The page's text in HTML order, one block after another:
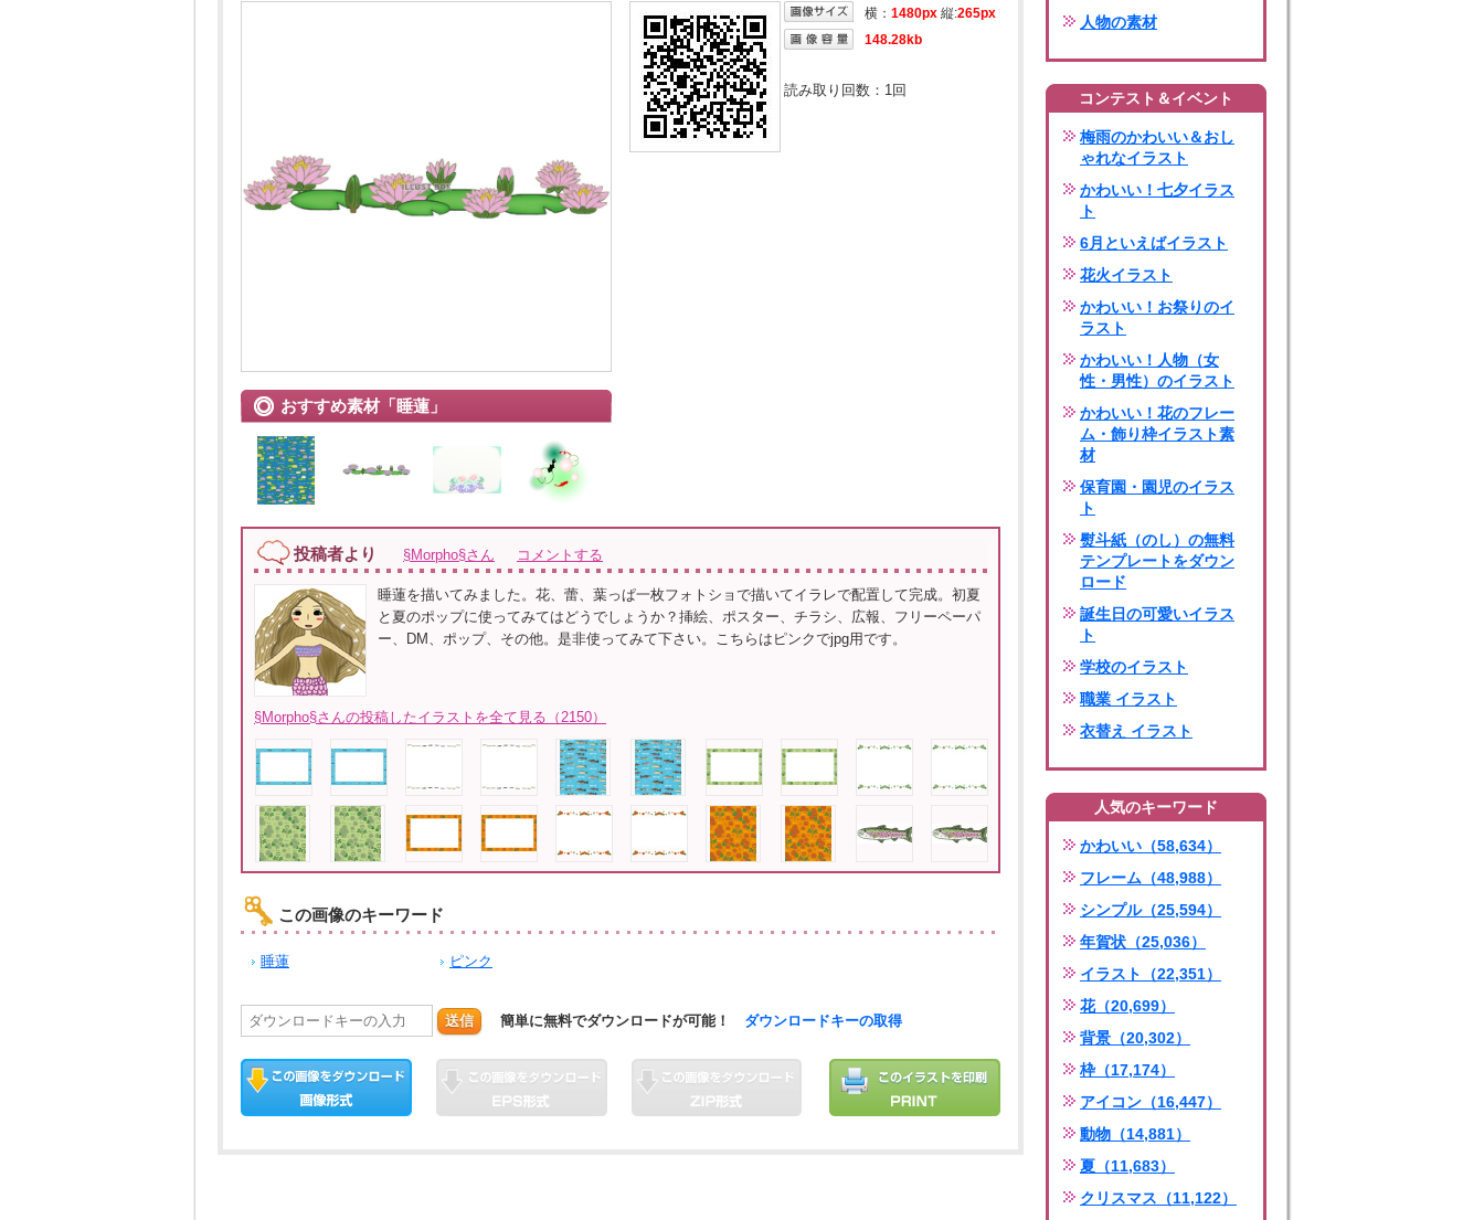
おすすめ素材「睡蓮」
横： 1480px 縦:265px
148.28kb
読み取り回数： 1回
投稿者より §Morpho§さん コメントする
睡蓮を描いてみました。花、蕾、葉っぱ一枚フォトショで描いてイラレで配置して完成。初夏
と夏のポップに使ってみてはどうでしょうか？挿絵、ポスター、チラシ、広報、フリーペーパ
ー、DM、ポップ、その他。是非使ってみて下さい。こちらはピンクでjpg用です。
§Morpho§さんの投稿したイラストを全て見る（2150）
この画像のキーワード
睡蓮 ピンク
送信 簡単に無料でダウンロードが可能！ ダウンロードキーの取得
人物の素材
コンテスト＆イベント
梅雨のかわいい＆おし
ゃれなイラスト
かわいい！七夕イラス
ト
6月といえばイラスト
花火イラスト
かわいい！お祭りのイ
ラスト
かわいい！人物（女
性・男性）のイラスト
かわいい！花のフレー
ム・飾り枠イラスト素
材
保育園・園児のイラス
ト
熨斗紙（のし）の無料
テンプレートをダウン
ロード
誕生日の可愛いイラス
ト
学校のイラスト
職業 イラスト
衣替え イラスト
人気のキーワード
かわいい（58,634）
フレーム（48,988）
シンプル（25,594）
年賀状（25,036）
イラスト（22,351）
花（20,699）
背景（20,302）
枠（17,174）
アイコン（16,447）
動物（14,881）
夏（11,683）
クリスマス（11,122）